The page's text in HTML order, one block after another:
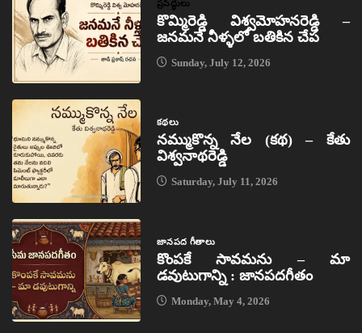
ప్రసిద్ధులు
కొమ్మిరెడ్డి విశ్వమోహనరెడ్డి –
జనమనే నీళ్ళలో బతికిన చేప
Sunday, July 12, 2026
కథలు
నమ్ముకొన్న నేల (కథ) – కేతు
విశ్వనాథరెడ్డి
Saturday, July 11, 2026
జానపద గీతాలు
కొంపకే సావమను – మా
డవుటుగాన్ని : జానపదగీతం
Monday, May 4, 2026